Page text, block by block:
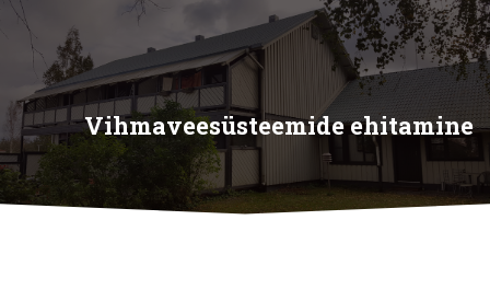
Vihmaveesüsteemide ehitamine